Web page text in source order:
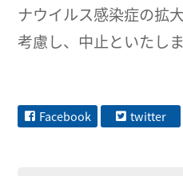
ナウイルス感染症の拡
考慮し、中止といたしま
Facebook twitter